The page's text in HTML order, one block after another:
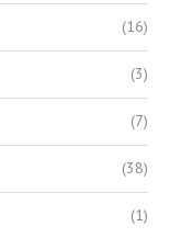
(16)
(3)
(7)
(38)
(1)